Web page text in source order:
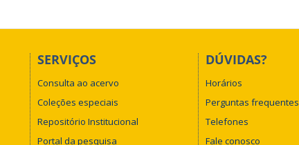
SERVIÇOS
Consulta ao acervo
Coleções especiais
Repositório Institucional
Portal da pesquisa
DÚVIDAS?
Horários
Perguntas frequentes
Telefones
Fale conosco